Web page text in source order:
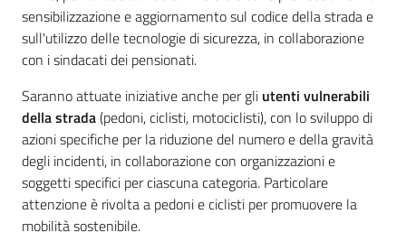
sensibilizzazione e aggiornamento sul codice della strada e
sull'utilizzo delle tecnologie di sicurezza, in collaborazione
con i sindacati dei pensionati.
Saranno attuate iniziative anche per gli utenti vulnerabili
della strada(pedoni, ciclisti, motociclisti), con lo sviluppo di
azioni specifiche per la riduzione del numero e della gravità
degli incidenti, in collaborazione con organizzazioni e
soggetti specifici per ciascuna categoria. Particolare
attenzione è rivolta a pedoni e ciclisti per promuovere la
mobilità sostenibile.